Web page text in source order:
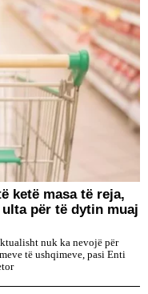
ketë masa të reja,
për të dytin muaj
nuk ka nevojë për
të ushqimeve, pasi Enti